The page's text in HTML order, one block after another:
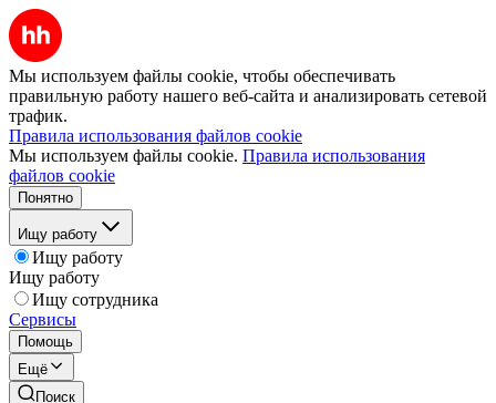
Мы используем файлы cookie, чтобы обеспечивать
правильную работу нашего веб-сайта и анализировать сетевой
трафик.
Правила использования файлов cookie
Мы используем файлы cookie. Правила использования
файлов cookie
Понятно
Ищу работу
Ищу работу
Ищу работу
Ищу сотрудника
Сервисы
Помощь
Ещё
Поиск